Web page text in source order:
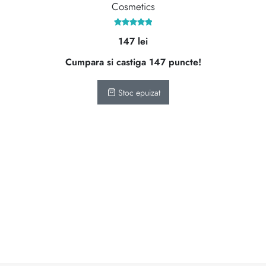
Cosmetics
5.00
din 5
147 lei
Cumpara si castiga 147 puncte!
Stoc epuizat